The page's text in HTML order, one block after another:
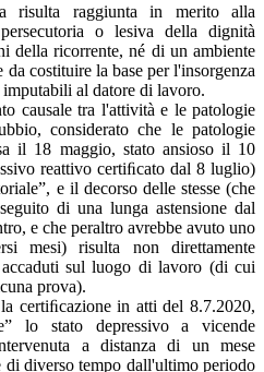
risulta raggiunta in merito alla
o lesiva della dignità
della ricorrente, né di un ambiente
costituire la base per l'insorgenza
al datore di lavoro.
causale tra l'attività e le patologie
considerato che le patologie
il 18 maggio, stato ansioso il 10
reattivo certiﬁcato dal 8 luglio)
e il decorso delle stesse (che
di una lunga astensione dal
e che peraltro avrebbe avuto uno
mesi) risulta non direttamente
sul luogo di lavoro (di cui
prova).
certiﬁcazione in atti del 8.7.2020,
lo stato depressivo a vicende
a distanza di un mese
diverso tempo dall'ultimo periodo